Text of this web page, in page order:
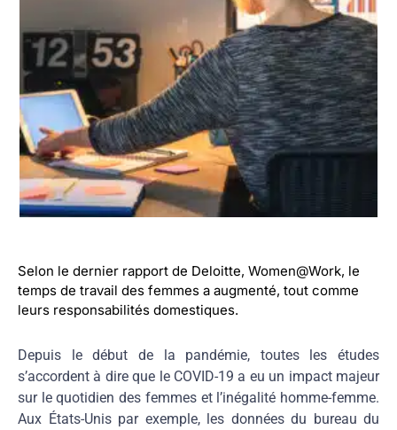
Selon le dernier rapport de Deloitte, Women@Work, le
temps de travail des femmes a augmenté, tout comme
leurs responsabilités domestiques.
Depuis le début de la pandémie, toutes les études
s’accordent à dire que le COVID-19 a eu un impact majeur
sur le quotidien des femmes et l’inégalité homme-femme.
Aux États-Unis par exemple, les données du bureau du